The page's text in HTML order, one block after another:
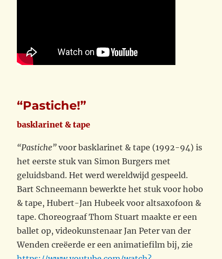
“Pastiche!”
basklarinet & tape
“Pastiche” voor basklarinet & tape (1992-94) is
het eerste stuk van Simon Burgers met
geluidsband. Het werd wereldwijd gespeeld.
Bart Schneemann bewerkte het stuk voor hobo
& tape, Hubert-Jan Hubeek voor altsaxofoon &
tape. Choreograaf Thom Stuart maakte er een
ballet op, videokunstenaar Jan Peter van der
Wenden creëerde er een animatiefilm bij, zie